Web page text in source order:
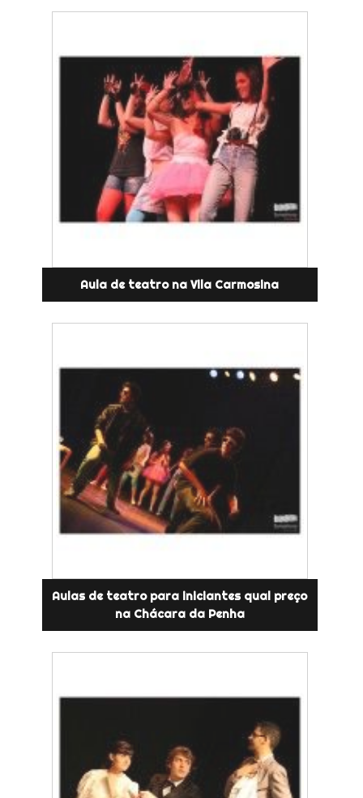
Aula de teatro na Vila Carmosina
Aulas de teatro para iniciantes qual preço
na Chácara da Penha